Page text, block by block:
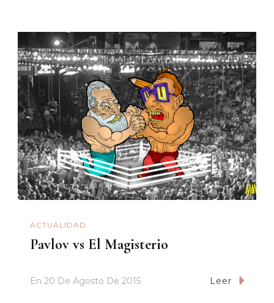
ACTUALIDAD
Pavlov vs El Magisterio
En 20 De Agosto De 2015 Leer